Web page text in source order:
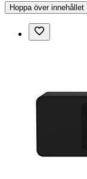
Hoppa över innehållet